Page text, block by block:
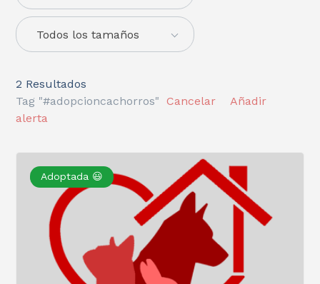
Todos los tamaños
2 Resultados
Tag "#adopcioncachorros"
Cancelar
Añadir
alerta
Adoptada 😃